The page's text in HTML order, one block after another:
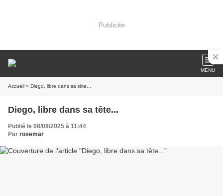
Publicité
MENU
Accueil » Diego, libre dans sa tête...
Diego, libre dans sa tête...
Publié le 08/08/2025 à 11:44
Par rosemar